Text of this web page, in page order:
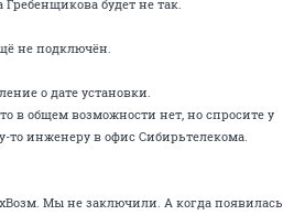
будет не так.
не подключён.
о дате установки.
в общем возможности нет, но спросите у
то инженеру в офис Сибирьтелекома.
Мы не заключили. А когда появилась